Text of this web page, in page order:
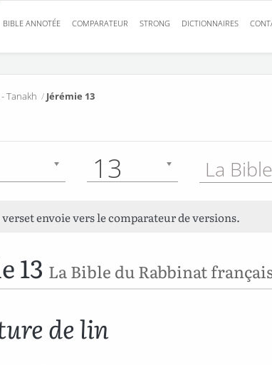
BIBLE ANNOTÉE COMPARATEUR STRONG DICTIONNAIRES
Tanakh / Jérémie 13
13
envoie vers le comparateur de versions.
13 La Bible du Rabbinat
de lin